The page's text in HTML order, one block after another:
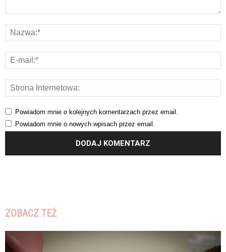
Powiadom mnie o kolejnych komentarzach przez email.
Powiadom mnie o nowych wpisach przez email.
ZOBACZ TEŻ